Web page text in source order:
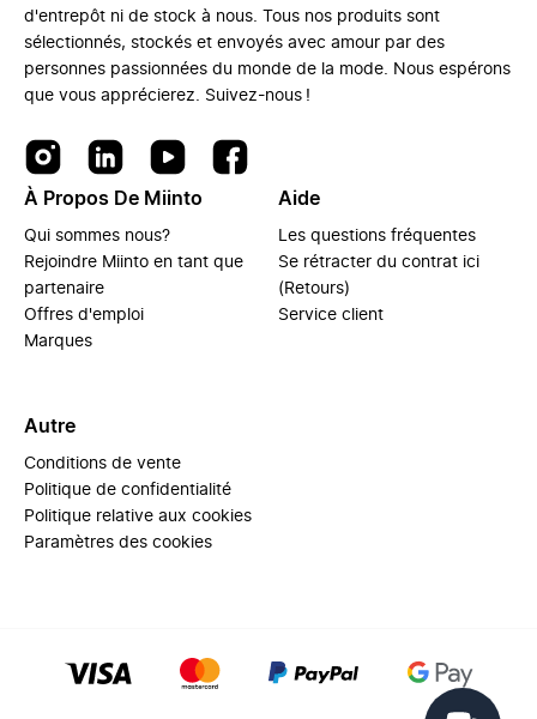
d'entrepôt ni de stock à nous. Tous nos produits sont
sélectionnés, stockés et envoyés avec amour par des
personnes passionnées du monde de la mode. Nous espérons
que vous apprécierez. Suivez-nous !
À Propos De Miinto
Qui sommes nous?
Rejoindre Miinto en tant que
partenaire
Offres d'emploi
Marques
Aide
Les questions fréquentes
Se rétracter du contrat ici
(Retours)
Service client
Autre
Conditions de vente
Politique de confidentialité
Politique relative aux cookies
Paramètres des cookies